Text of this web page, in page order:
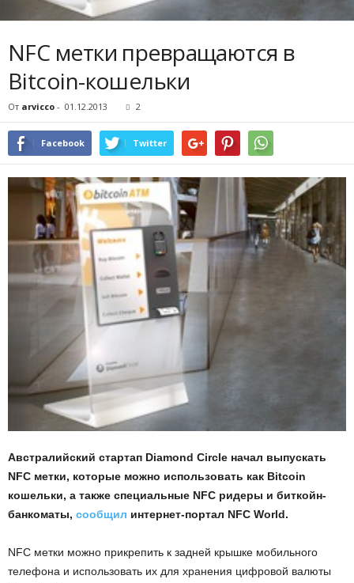
NFC метки превращаются в
Bitcoin-кошельки
От arvicco - 01.12.2013 2
Facebook Twitter
Австралийский стартап Diamond Circle начал выпускать
NFC метки, которые можно использовать как Bitcoin
кошельки, а также специальные NFC ридеры и биткойн-
банкоматы, сообщил интернет-портал NFC World.
NFC метки можно прикрепить к задней крышке мобильного
телефона и использовать их для хранения цифровой валюты